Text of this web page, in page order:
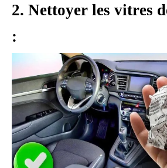
2. Nettoyer les vitres
: